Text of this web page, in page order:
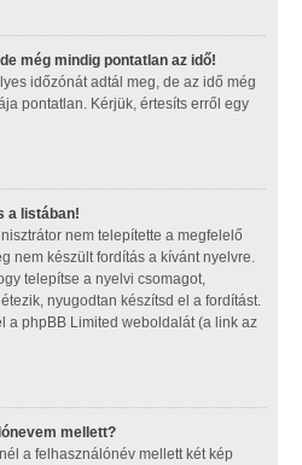
még mindig pontatlan az idő!
időzónát adtál meg, de az idő még
pontatlan. Kérjük, értesíts erről egy
a listában!
nem telepítette a megfelelő
nem készült fordítás a kívánt nyelvre.
telepítse a nyelvi csomagot,
nyugodtan készítsd el a fordítást.
a phpBB Limited weboldalát (a link az
mellett?
a felhasználónév mellett két kép